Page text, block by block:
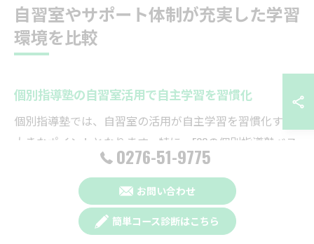
自習室やサポート体制が充実した学習
環境を比較
個別指導塾の自習室活用で自主学習を習慣化
個別指導塾では、自習室の活用が自主学習を習慣化する
大きなポイントとなります。特に、ECCの個別指導塾ベス
トワンPocket太田藤阿久校では、静かで集中できる自習
スペースを完備しており、授業がない日でも自由に利用
できる点が大きな魅力です。自宅では集中力が続かない
お子さまも、塾の自習室を活用することで学習リズムが
0276-51-9775
お問い合わせ
簡単コース診断はこちら